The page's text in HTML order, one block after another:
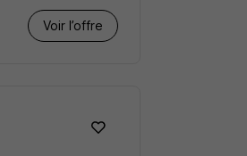
Voir l’offre